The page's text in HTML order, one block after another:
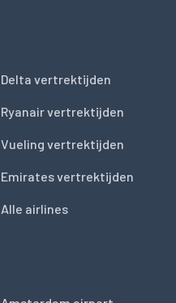
Delta vertrektijden
Ryanair vertrektijden
Vueling vertrektijden
Emirates vertrektijden
Alle airlines